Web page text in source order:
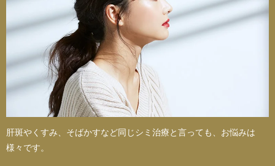
肝斑やくすみ、そばかすなど同じシミ治療と言っても、お悩みは
様々です。